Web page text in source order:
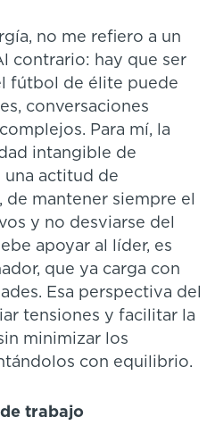
no me refiero a un
contrario: hay que ser
fútbol de élite puede
conversaciones
Para mí, la
intangible de
una actitud de
mantener siempre el
y no desviarse del
apoyar al líder, es
que ya carga con
Esa perspectiva del
tensiones y facilitar la
minimizar los
con equilibrio.
trabajo